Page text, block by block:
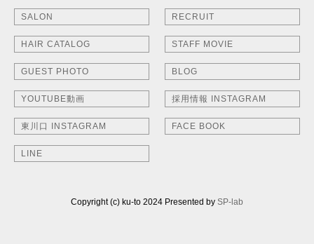
SALON RECRUIT
HAIR CATALOG STAFF MOVIE
GUEST PHOTO BLOG
YOUTUBE動画 採用情報 INSTAGRAM
東川口 INSTAGRAM FACE BOOK
LINE
Copyright (c) ku-to 2024 Presented by SP-lab